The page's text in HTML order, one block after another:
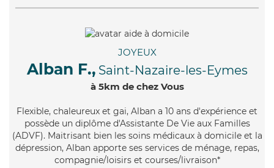
JOYEUX
Alban F., Saint-Nazaire-les-Eymes
à 5km de chez Vous
Flexible, chaleureux et gai, Alban a 10 ans d'expérience et
possède un diplôme d'Assistante De Vie aux Familles
(ADVF). Maitrisant bien les soins médicaux à domicile et la
dépression, Alban apporte ses services de ménage, repas,
compagnie/loisirs et courses/livraison*